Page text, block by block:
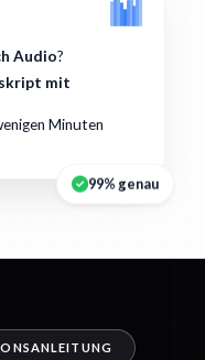
Audio?
mit
Minuten
99% genau